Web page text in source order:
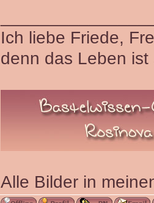
Ich liebe Friede,
denn das Leben
Alle Bilder in